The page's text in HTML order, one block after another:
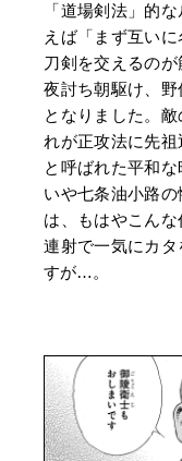
「道場剣法」的
えば「まず互い
刀剣を交えるの
夜討ち朝駆け、野
となりました。
れが正攻法に先
と呼ばれた平和
いや七条油小路
は、もはやこん
連射で一気にカ
すが…。